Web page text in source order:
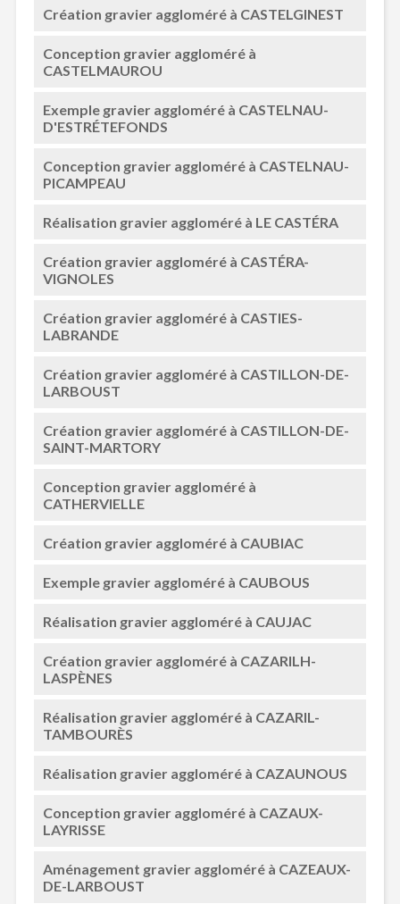
Création gravier aggloméré à CASTELGINEST
Conception gravier aggloméré à
CASTELMAUROU
Exemple gravier aggloméré à CASTELNAU-
D'ESTRÉTEFONDS
Conception gravier aggloméré à CASTELNAU-
PICAMPEAU
Réalisation gravier aggloméré à LE CASTÉRA
Création gravier aggloméré à CASTÉRA-
VIGNOLES
Création gravier aggloméré à CASTIES-
LABRANDE
Création gravier aggloméré à CASTILLON-DE-
LARBOUST
Création gravier aggloméré à CASTILLON-DE-
SAINT-MARTORY
Conception gravier aggloméré à
CATHERVIELLE
Création gravier aggloméré à CAUBIAC
Exemple gravier aggloméré à CAUBOUS
Réalisation gravier aggloméré à CAUJAC
Création gravier aggloméré à CAZARILH-
LASPÈNES
Réalisation gravier aggloméré à CAZARIL-
TAMBOURÈS
Réalisation gravier aggloméré à CAZAUNOUS
Conception gravier aggloméré à CAZAUX-
LAYRISSE
Aménagement gravier aggloméré à CAZEAUX-
DE-LARBOUST